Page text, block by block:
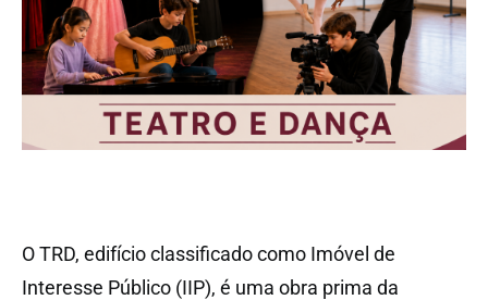
O TRD, edifício classificado como Imóvel de
Interesse Público (IIP), é uma obra prima da